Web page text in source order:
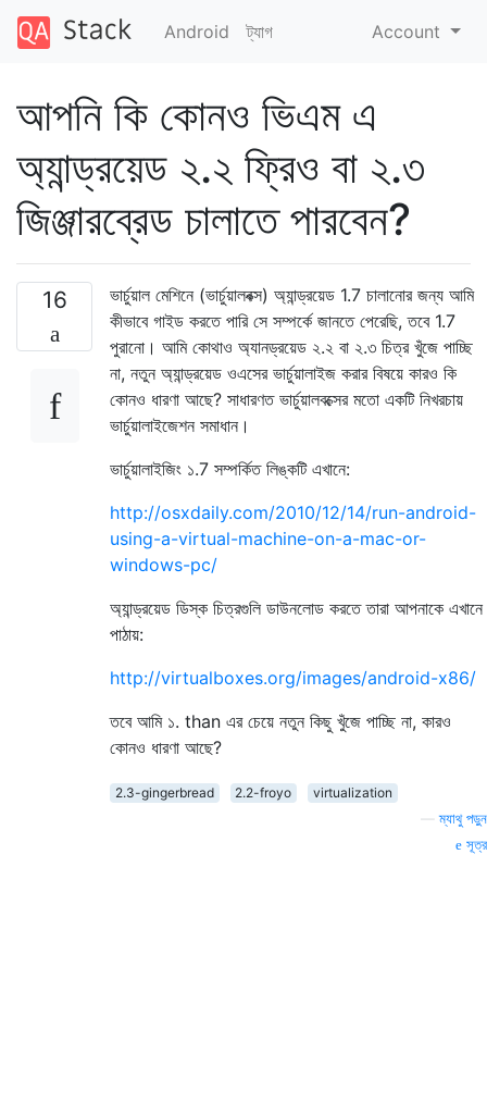
Android ট্যাগ Account
আপনি কি কোনও ভিএম এ
অ্যান্ড্রয়েড ২.২ ফ্রিও বা ২.৩
জিঞ্জারব্রেড চালাতে পারবেন?
16
ভার্চুয়াল মেশিনে (ভার্চুয়ালবক্স) অ্যান্ড্রয়েড 1.7 চালানোর জন্য আমি
কীভাবে গাইড করতে পারি সে সম্পর্কে জানতে পেরেছি, তবে 1.7
পুরানো। আমি কোথাও অ্যানড্রয়েড ২.২ বা ২.৩ চিত্র খুঁজে পাচ্ছি
না, নতুন অ্যান্ড্রয়েড ওএসের ভার্চুয়ালাইজ করার বিষয়ে কারও কি
কোনও ধারণা আছে? সাধারণত ভার্চুয়ালবক্সের মতো একটি নিখরচায়
ভার্চুয়ালাইজেশন সমাধান।
ভার্চুয়ালাইজিং ১.7 সম্পর্কিত লিঙ্কটি এখানে:
http://osxdaily.com/2010/12/14/run-android-
using-a-virtual-machine-on-a-mac-or-
windows-pc/
অ্যান্ড্রয়েড ডিস্ক চিত্রগুলি ডাউনলোড করতে তারা আপনাকে এখানে
পাঠায়:
http://virtualboxes.org/images/android-x86/
তবে আমি ১. than এর চেয়ে নতুন কিছু খুঁজে পাচ্ছি না, কারও
কোনও ধারণা আছে?
2.3-gingerbread 2.2-froyo
virtualization
—ম্যাথু পড়ুন
সূত্র